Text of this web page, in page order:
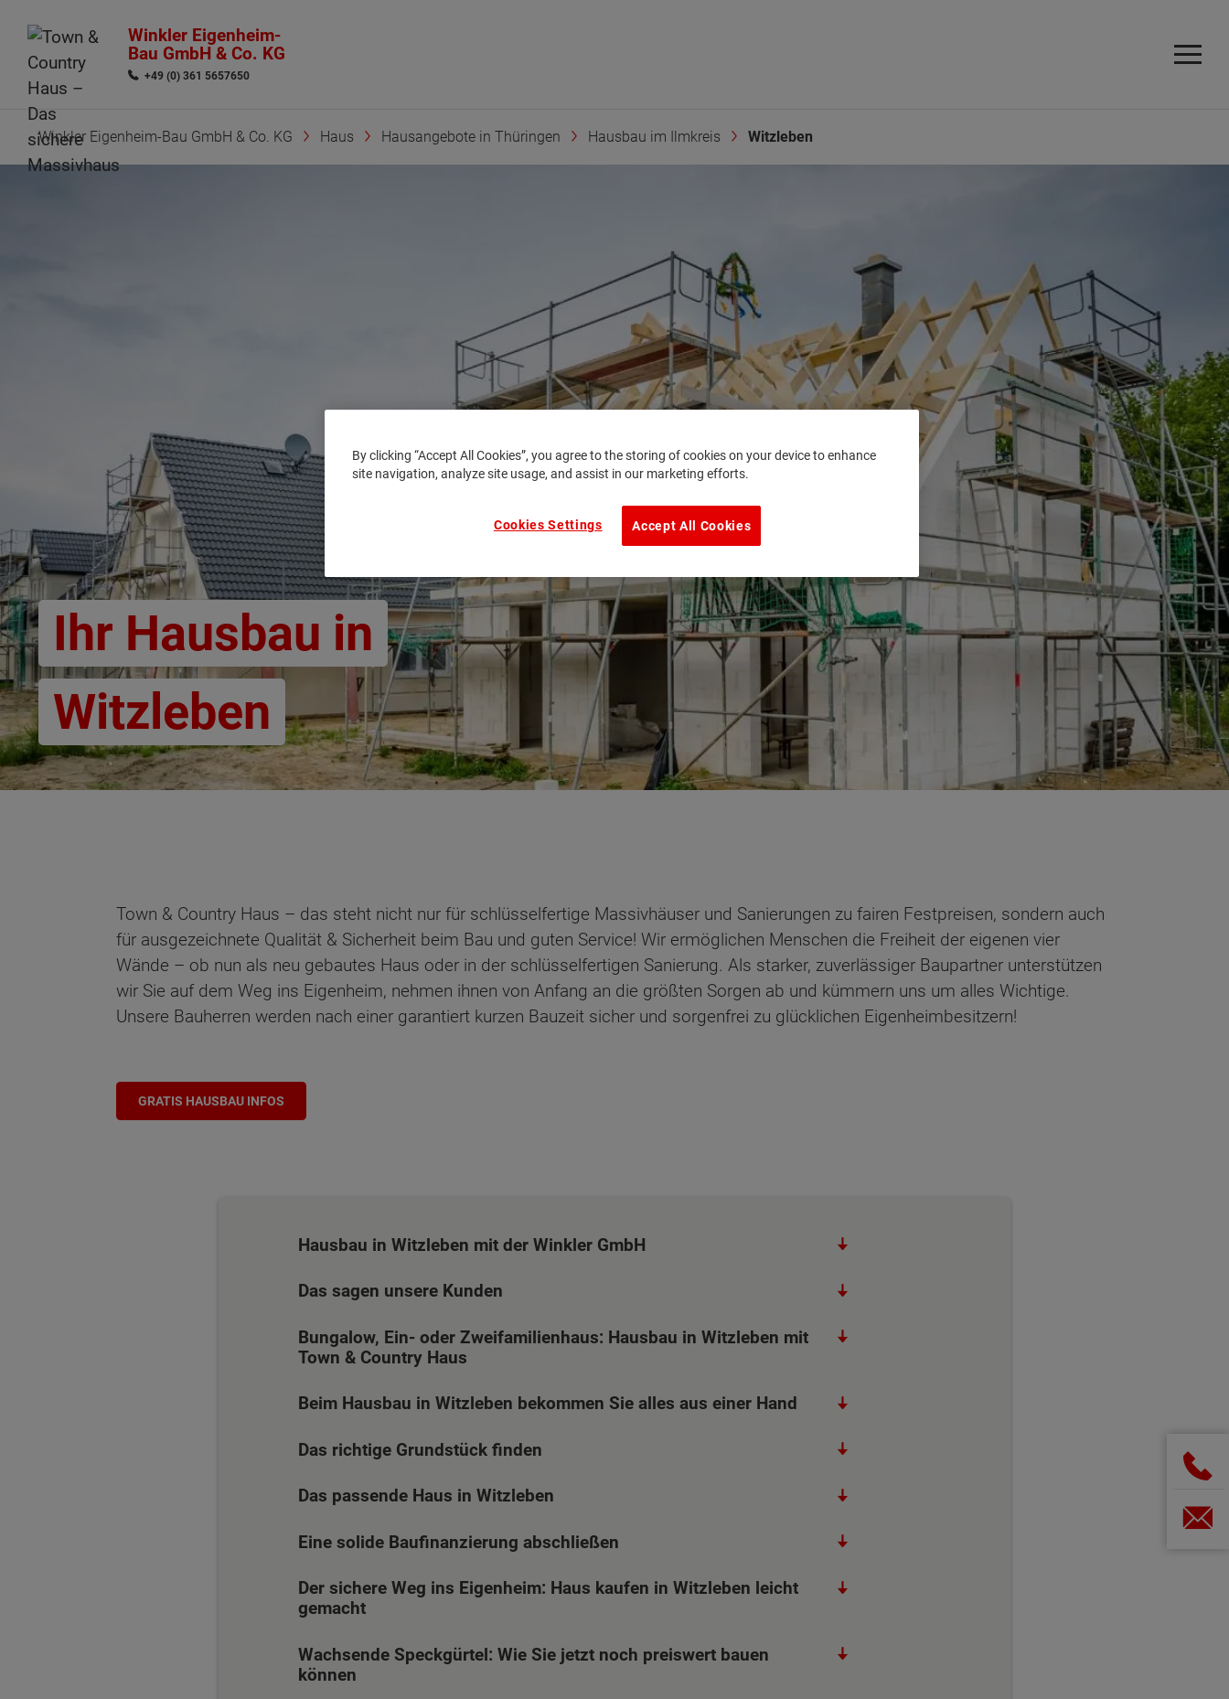
Winkler Eigenheim-
Bau GmbH & Co. KG
+49 (0) 361 5657650
Winkler Eigenheim-Bau GmbH & Co. KG Haus Hausangebote in Thüringen Hausbau im Ilmkreis Witzleben
Ihr Hausbau in
Witzleben
Town & Country Haus – das steht nicht nur für schlüsselfertige Massivhäuser und Sanierungen zu fairen Festpreisen, sondern auch
für ausgezeichnete Qualität & Sicherheit beim Bau und guten Service! Wir ermöglichen Menschen die Freiheit der eigenen vier
Wände – ob nun als neu gebautes Haus oder in der schlüsselfertigen Sanierung. Als starker, zuverlässiger Baupartner unterstützen
wir Sie auf dem Weg ins Eigenheim, nehmen ihnen von Anfang an die größten Sorgen ab und kümmern uns um alles Wichtige.
Unsere Bauherren werden nach einer garantiert kurzen Bauzeit sicher und sorgenfrei zu glücklichen Eigenheimbesitzern!
GRATIS HAUSBAU INFOS
Hausbau in Witzleben mit der Winkler GmbH
Das sagen unsere Kunden
Bungalow, Ein- oder Zweifamilienhaus: Hausbau in Witzleben mit
Town & Country Haus
Beim Hausbau in Witzleben bekommen Sie alles aus einer Hand
Das richtige Grundstück finden
Das passende Haus in Witzleben
Eine solide Baufinanzierung abschließen
Der sichere Weg ins Eigenheim: Haus kaufen in Witzleben leicht
gemacht
Wachsende Speckgürtel: Wie Sie jetzt noch preiswert bauen
können
By clicking “Accept All Cookies”, you agree to the storing of cookies on your device to enhance
site navigation, analyze site usage, and assist in our marketing efforts.
Accept All Cookies
Cookies Settings